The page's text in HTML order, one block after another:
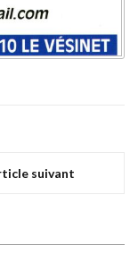
suivant